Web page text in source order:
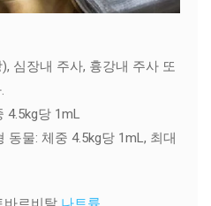
심장내 주사, 흉강내 주사 또
4.5kg당 1mL
동물: 체중 4.5kg당 1mL, 최대